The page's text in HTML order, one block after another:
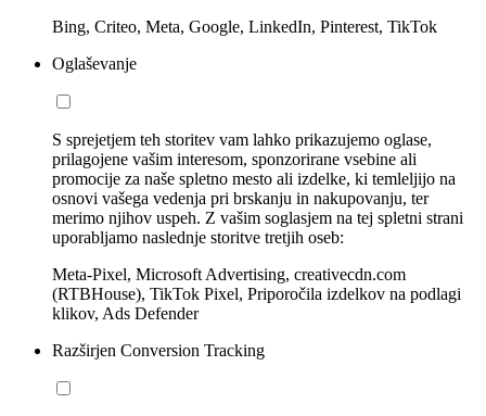
Bing, Criteo, Meta, Google, LinkedIn, Pinterest, TikTok
Oglaševanje
S sprejetjem teh storitev vam lahko prikazujemo oglase,
prilagojene vašim interesom, sponzorirane vsebine ali
promocije za naše spletno mesto ali izdelke, ki temleljijo na
osnovi vašega vedenja pri brskanju in nakupovanju, ter
merimo njihov uspeh. Z vašim soglasjem na tej spletni strani
uporabljamo naslednje storitve tretjih oseb:
Meta-Pixel, Microsoft Advertising, creativecdn.com
(RTBHouse), TikTok Pixel, Priporočila izdelkov na podlagi
klikov, Ads Defender
Razširjen Conversion Tracking